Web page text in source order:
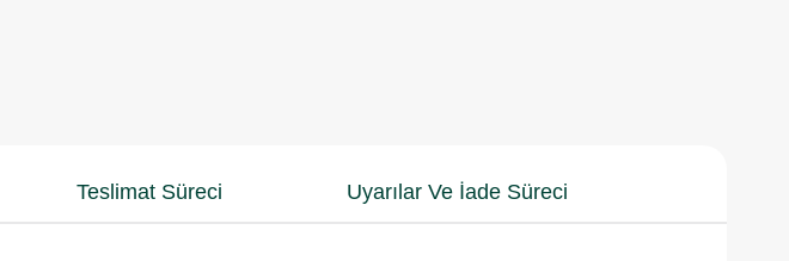
Teslimat Süreci Uyarılar Ve İade Süreci